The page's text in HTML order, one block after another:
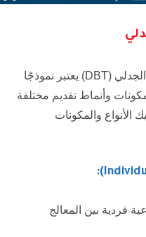
على الرغم من أن العلاج السلوكي الجدلي (DBT) يعتبر نموذجًا
وأنماط تقديم مختلفة
الأنواع والمكونات
فردية بين المعالج